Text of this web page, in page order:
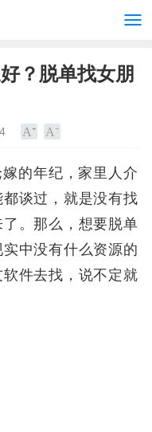
？脱单找女朋
的年纪，家里人介
谈过，就是没有找
。那么，想要脱单
中没有什么资源的
件去找，说不定就